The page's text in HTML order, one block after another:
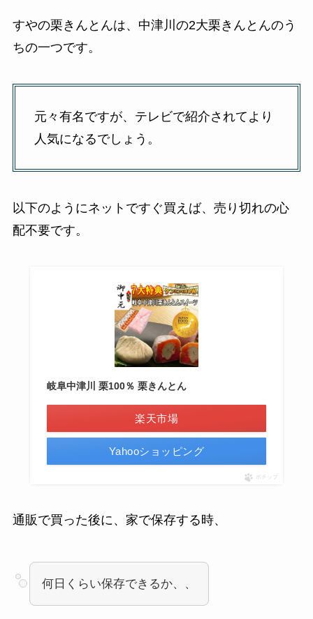
すやの栗きんとんは、中津川の2大栗きんとんのう
ちの一つです。
元々有名ですが、テレビで紹介されてより
人気になるでしょう。
以下のようにネットですぐ買えば、売り切れの心
配不要です。
岐阜中津川 栗100％ 栗きんとん
楽天市場
Yahooショッピング
ポチップ
通販で買った後に、家で保存する時、
何日くらい保存できるか、、